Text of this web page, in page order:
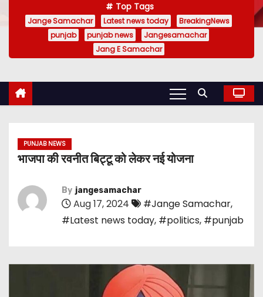
Top Tags
Jange Samachar Latest news today
BreakingNews
punjab
punjab news
Jangesamachar
Jang E Samachar
PUNJAB NEWS
भाजपा की रवनीत बिट्टू को लेकर नई योजना
By jangesamachar
Aug 17, 2024 #Jange Samachar,
#Latest news today, #politics, #punjab